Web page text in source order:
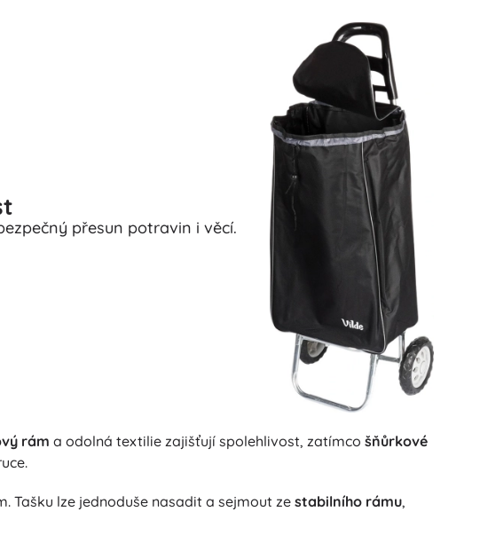
přesun potravin i věcí.
rám a odolná textilie zajišťují spolehlivost, zatímco šňůrkové
Tašku lze jednoduše nasadit a sejmout zestabilního rámu,